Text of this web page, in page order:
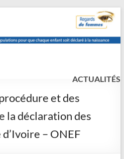
ACTUALITÉS
et des
la déclaration des
– ONEF